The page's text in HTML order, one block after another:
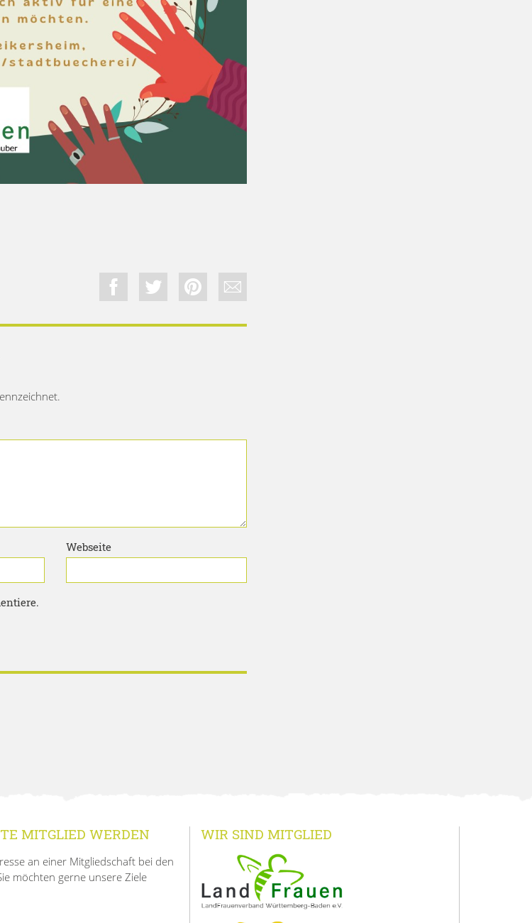
Webseite
MITGLIED WERDEN
an einer Mitgliedschaft bei den
möchten gerne unsere Ziele
WIR SIND MITGLIED